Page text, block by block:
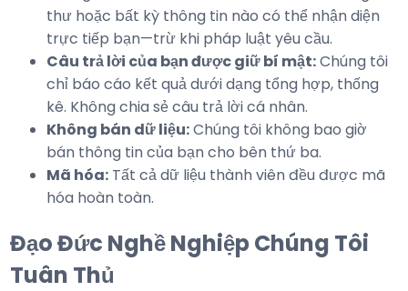
thư hoặc bất kỳ thông tin nào có thể nhận diện
trực tiếp bạn—trừ khi pháp luật yêu cầu.
Câu trả lời của bạn được giữ bí mật:Chúng tôi
chỉ báo cáo kết quả dưới dạng tổng hợp, thống
kê. Không chia sẻ câu trả lời cá nhân.
Không bán dữ liệu:Chúng tôi không bao giờ
bán thông tin của bạn cho bên thứ ba.
Mã hóa: Tất cả dữ liệu thành viên đều được mã
hóa hoàn toàn.
Đạo Đức Nghề Nghiệp Chúng Tôi
Tuân Thủ